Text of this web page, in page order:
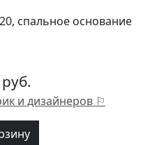
спальное основание
и дизайнеров ⚐